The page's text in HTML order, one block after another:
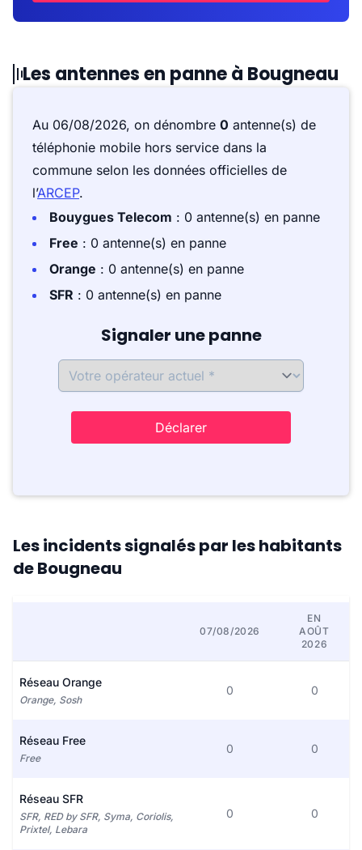
Les antennes en panne à Bougneau
Au 06/08/2026, on dénombre 0 antenne(s) de
téléphonie mobile hors service dans la
commune selon les données officielles de
l’ARCEP.
Bouygues Telecom : 0 antenne(s) en panne
Free : 0 antenne(s) en panne
Orange : 0 antenne(s) en panne
SFR : 0 antenne(s) en panne
Signaler une panne
Déclarer
Les incidents signalés par les habitants
de Bougneau
07/08/2026
EN
AOÛT
2026
Réseau Orange
Orange, Sosh
0 0
Réseau Free
Free
0 0
Réseau SFR
SFR, RED by SFR, Syma, Coriolis,
Prixtel, Lebara
0 0